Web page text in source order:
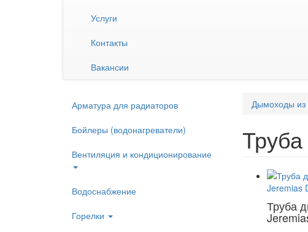
Услуги
Контакты
Вакансии
Арматура для радиаторов
Бойлеры (водонагреватели)
Вентиляция и кондиционирование
Водоснабжение
Горелки
Дымоходы из
Труба